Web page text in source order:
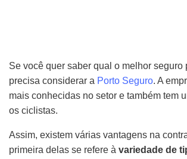
Se você quer saber qual o melhor seguro
precisa considerar a Porto Seguro. A
mais conhecidas no setor e também tem
os ciclistas.
Assim, existem várias vantagens na
primeira delas se refere à variedade de